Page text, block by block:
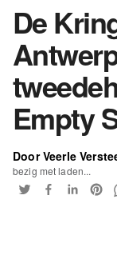
De
Empty
Door Veerle
bezig met laden...